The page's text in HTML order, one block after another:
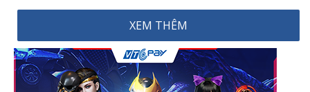
XEM THÊM